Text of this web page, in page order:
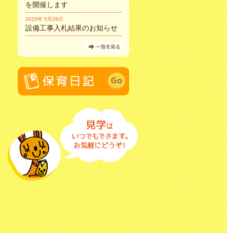
を開催します
2025年 5月29日
設備工事入札結果のお知らせ